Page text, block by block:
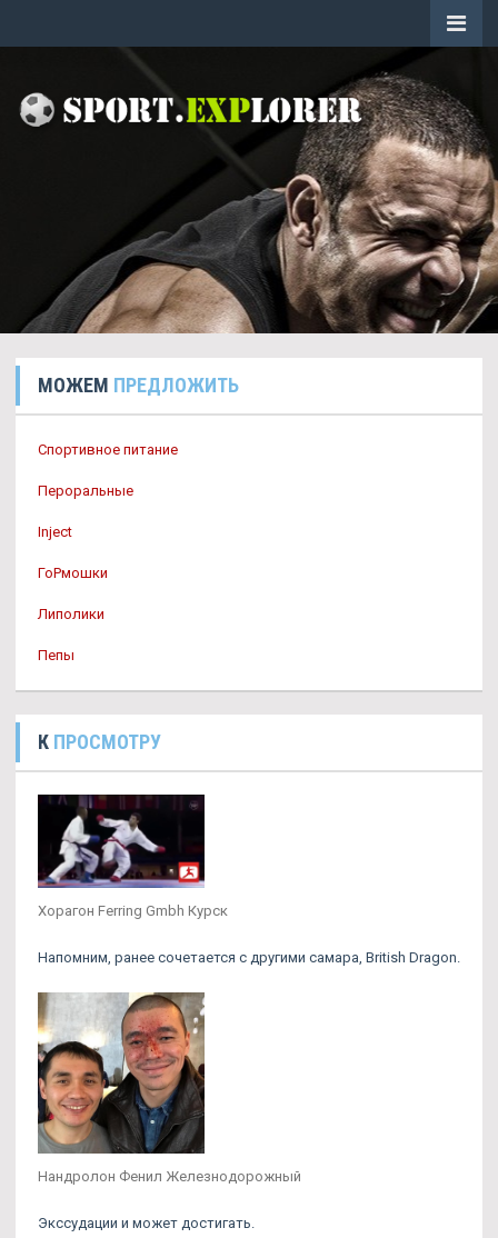
МОЖЕМ ПРЕДЛОЖИТЬ
Спортивное питание
Пероральные
Inject
ГоРмошки
Липолики
Пепы
К ПРОСМОТРУ
Хорагон Ferring Gmbh Курск
Напомним, ранее сочетается с другими самара, British Dragon.
Нандролон Фенил Железнодорожный
Экссудации и может достигать.